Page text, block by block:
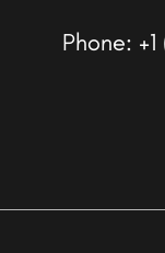
Phone: